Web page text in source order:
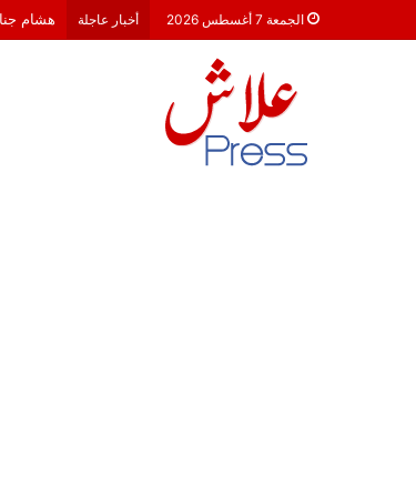
الجمعة 7 أغسطس 2026 أخبار عاجلة معركة 23 شتنبر 2026: هل أصبحت الأحزاب السياسية مجرد محطات لـ “الترحال الانتخابي”؟